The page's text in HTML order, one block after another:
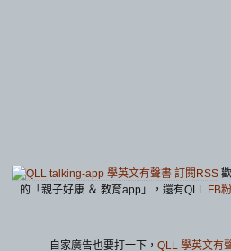
的「親子好康 ＆ 教育app」，還有QLL FB
自家廣告也要打一下， QLL 學英文有